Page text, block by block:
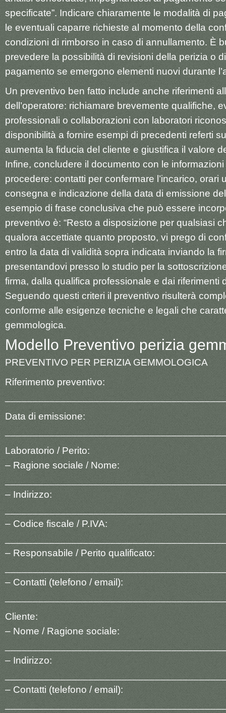
specificate”. Indicare chiaramente le modalità di
le eventuali caparre richieste al momento della
condizioni di rimborso in caso di annullamento. È
prevedere la possibilità di revisioni della perizia o
pagamento se emergono elementi nuovi durante
Un preventivo ben fatto include anche riferimenti
dell’operatore: richiamare brevemente qualifiche,
professionali o collaborazioni con laboratori
disponibilità a fornire esempi di precedenti referti
aumenta la fiducia del cliente e giustifica il valore
Infine, concludere il documento con le
procedere: contatti per confermare l’incarico, orari
consegna e indicazione della data di emissione
esempio di frase conclusiva che può essere
preventivo è: “Resto a disposizione per qualsiasi
qualora accettiate quanto proposto, vi prego di
entro la data di validità sopra indicata inviando la
presentandovi presso lo studio per la
firma, dalla qualifica professionale e dai riferimenti
Seguendo questi criteri il preventivo risulterà
conforme alle esigenze tecniche e legali che
gemmologica.
Modello Preventivo perizia
PREVENTIVO PER PERIZIA GEMMOLOGICA
Riferimento preventivo:
Data di emissione:
Laboratorio / Perito:
– Ragione sociale / Nome:
– Indirizzo:
– Codice fiscale / P.IVA:
– Responsabile / Perito qualificato:
– Contatti (telefono / email):
Cliente:
– Nome / Ragione sociale:
– Indirizzo:
– Contatti (telefono / email):